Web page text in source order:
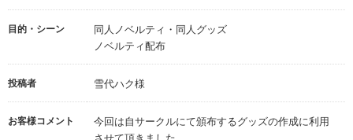
目的・シーン
同人ノベルティ・同人グッズ
ノベルティ配布
投稿者 雪代ハク様
お客様コメント
今回は自サークルにて頒布するグッズの作成に利用